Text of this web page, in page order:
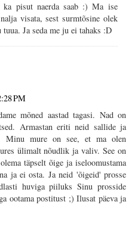
pisut naerda saab :) Ma ise
visata, sest surmtõsine olek
Ja seda me ju ei tahaks :D
PM
mõned aastad tagasi. Nad on
Armastan eriti neid sallide ja
Minu mure on see, et ma olen
ülimalt nõudlik ja valiv. See on
täpselt õige ja iseloomustama
ja ei osta. Ja neid 'õigeid' prosse
huviga piiluks Sinu prosside
ootama postitust ;) Ilusat päeva ja